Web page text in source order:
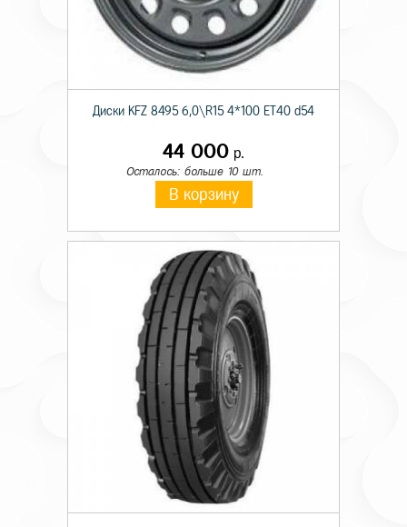
Диски KFZ 8495 6,0\R15 4*100 ET40 d54
44 000 р.
Осталось: больше 10 шт.
В корзину